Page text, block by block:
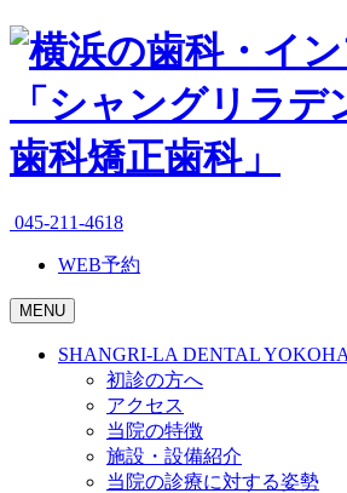
045-211-4618
WEB予約
MENU
SHANGRI-LA DENTAL
初診の方へ
アクセス
当院の特徴
施設・設備紹介
当院の診療に対する姿勢